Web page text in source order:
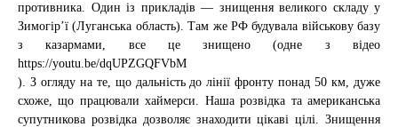
противника. Один із прикладів — знищення великого складу у
Зимогір’ї (Луганська область). Там же РФ будувала військову базу
з казармами, все це знищено (одне з відео
https://youtu.be/dqUPZGQFVbM
). З огляду на те, що дальність до лінії фронту понад 50 км, дуже
схоже, що працювали хаймерси. Наша розвідка та американська
супутникова розвідка дозволяє знаходити цікаві цілі. Знищення